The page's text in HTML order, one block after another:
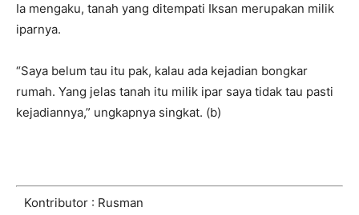
Ia mengaku, tanah yang ditempati Iksan merupakan milik
iparnya.
“Saya belum tau itu pak, kalau ada kejadian bongkar
rumah. Yang jelas tanah itu milik ipar saya tidak tau pasti
kejadiannya,” ungkapnya singkat. (b)
Kontributor : Rusman